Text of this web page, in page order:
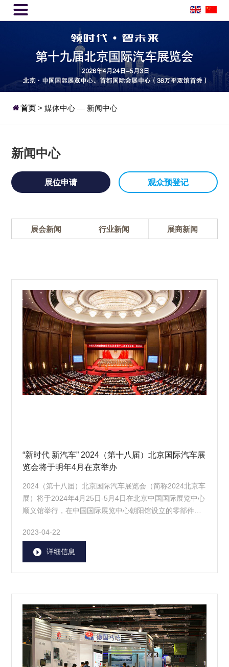

首页 > 媒体中心 — 新闻中心
新闻中心
展位申请 观众预登记
展会新闻 行业新闻 展商新闻
“新时代 新汽车” 2024（第十八届）北京国际汽车展
览会将于明年4月在京举办
2024（第十八届）北京国际汽车展览会（简称2024北京车
展）将于2024年4月25日-5月4日在北京中国国际展览中心
顺义馆举行，在中国国际展览中心朝阳馆设立的零部件展
2023-04-22
详细信息